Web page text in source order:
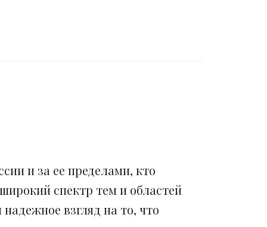
и за ее пределами, кто
спектр тем и областей
взгляд на то, что